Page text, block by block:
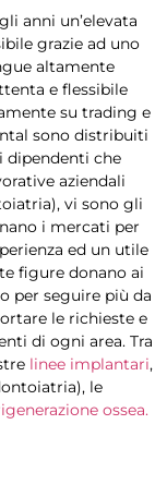
anni un’elevata
grazie ad uno
altamente
e flessibile
su trading e
sono distribuiti
dipendenti che
aziendali
vi sono gli
i mercati per
ed un utile
figure donano ai
per seguire più da
le richieste e
di ogni area. Tra
linee implantari,
le
ossea.